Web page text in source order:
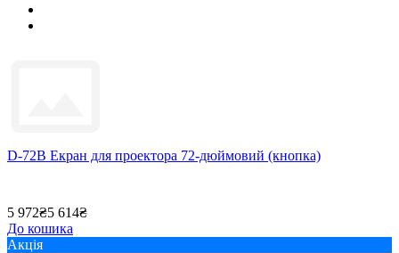
D-72B Екран для проектора 72-дюймовий (кнопка)
5 972₴5 614₴
До кошика
Акція